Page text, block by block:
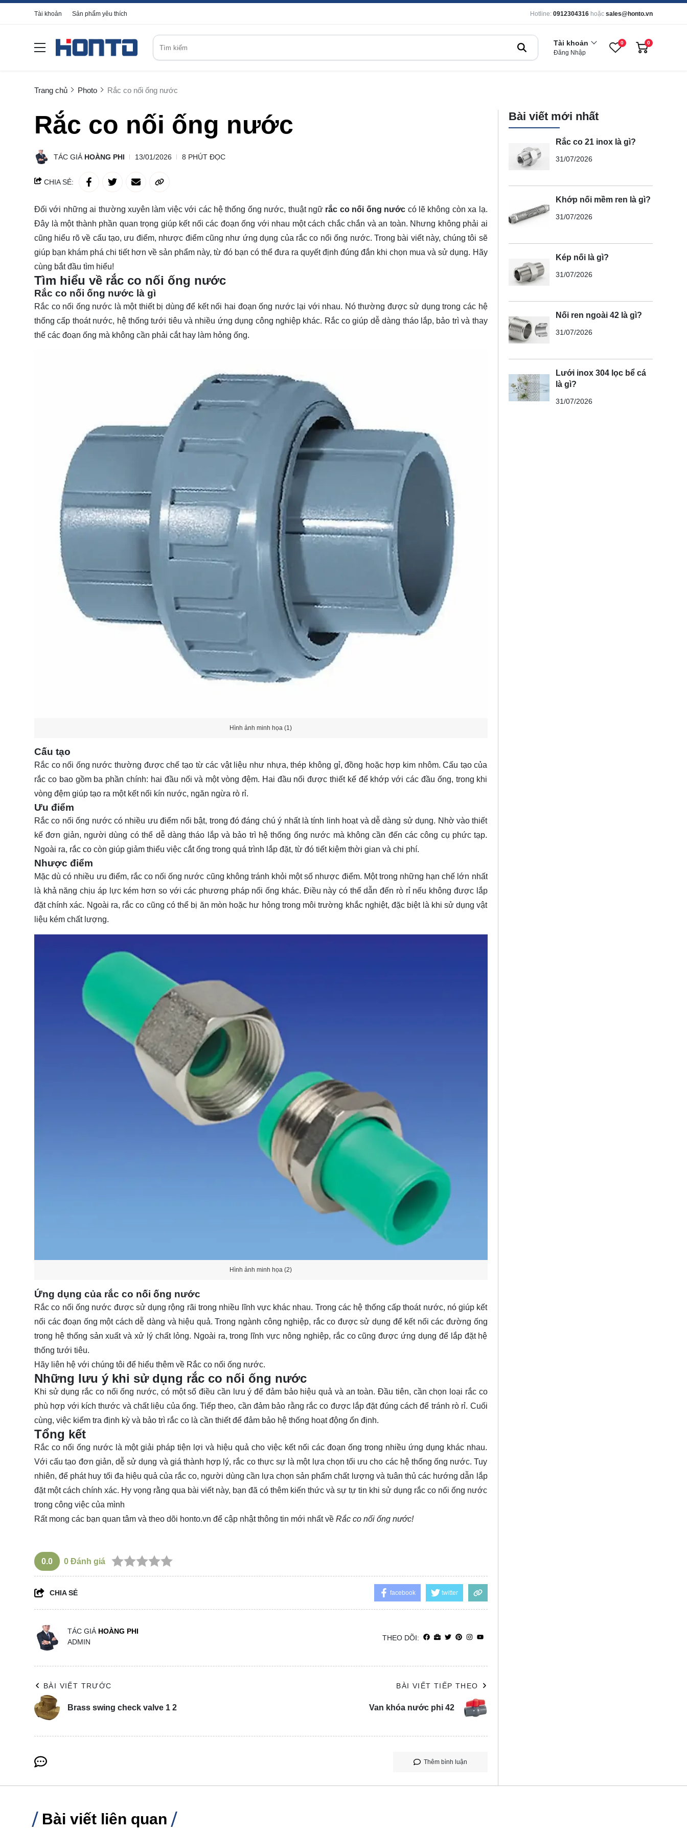
Tài khoản Sản phẩm yêu thích Hotline: 0912304316 hoặc sales@honto.vn
Tài khoản
Đăng Nhập
0 0
Trang chủ Photo Rắc co nối ống nước
Rắc co nối ống nước
TÁC GIẢ HOÀNG PHI 13/01/2026 8 PHÚT ĐỌC
CHIA SẺ:
Đối với những ai thường xuyên làm việc với các hệ thống ống nước, thuật ngữ rắc co nối ống nước có lẽ không còn xa lạ.
Đây là một thành phần quan trọng giúp kết nối các đoạn ống với nhau một cách chắc chắn và an toàn. Nhưng không phải ai
cũng hiểu rõ về cấu tạo, ưu điểm, nhược điểm cũng như ứng dụng của rắc co nối ống nước. Trong bài viết này, chúng tôi sẽ
giúp bạn khám phá chi tiết hơn về sản phẩm này, từ đó bạn có thể đưa ra quyết định đúng đắn khi chọn mua và sử dụng. Hãy
cùng bắt đầu tìm hiểu!
Tìm hiểu về rắc co nối ống nước
Rắc co nối ống nước là gì
Rắc co nối ống nước là một thiết bị dùng để kết nối hai đoạn ống nước lại với nhau. Nó thường được sử dụng trong các hệ
thống cấp thoát nước, hệ thống tưới tiêu và nhiều ứng dụng công nghiệp khác. Rắc co giúp dễ dàng tháo lắp, bảo trì và thay
thế các đoạn ống mà không cần phải cắt hay làm hỏng ống.
Hình ảnh minh họa (1)
Cấu tạo
Rắc co nối ống nước thường được chế tạo từ các vật liệu như nhựa, thép không gỉ, đồng hoặc hợp kim nhôm. Cấu tạo của
rắc co bao gồm ba phần chính: hai đầu nối và một vòng đệm. Hai đầu nối được thiết kế để khớp với các đầu ống, trong khi
vòng đệm giúp tạo ra một kết nối kín nước, ngăn ngừa rò rỉ.
Ưu điểm
Rắc co nối ống nước có nhiều ưu điểm nổi bật, trong đó đáng chú ý nhất là tính linh hoạt và dễ dàng sử dụng. Nhờ vào thiết
kế đơn giản, người dùng có thể dễ dàng tháo lắp và bảo trì hệ thống ống nước mà không cần đến các công cụ phức tạp.
Ngoài ra, rắc co còn giúp giảm thiểu việc cắt ống trong quá trình lắp đặt, từ đó tiết kiệm thời gian và chi phí.
Nhược điểm
Mặc dù có nhiều ưu điểm, rắc co nối ống nước cũng không tránh khỏi một số nhược điểm. Một trong những hạn chế lớn nhất
là khả năng chịu áp lực kém hơn so với các phương pháp nối ống khác. Điều này có thể dẫn đến rò rỉ nếu không được lắp
đặt chính xác. Ngoài ra, rắc co cũng có thể bị ăn mòn hoặc hư hỏng trong môi trường khắc nghiệt, đặc biệt là khi sử dụng vật
liệu kém chất lượng.
Hình ảnh minh họa (2)
Ứng dụng của rắc co nối ống nước
Rắc co nối ống nước được sử dụng rộng rãi trong nhiều lĩnh vực khác nhau. Trong các hệ thống cấp thoát nước, nó giúp kết
nối các đoạn ống một cách dễ dàng và hiệu quả. Trong ngành công nghiệp, rắc co được sử dụng để kết nối các đường ống
trong hệ thống sản xuất và xử lý chất lỏng. Ngoài ra, trong lĩnh vực nông nghiệp, rắc co cũng được ứng dụng để lắp đặt hệ
thống tưới tiêu.
Hãy liên hệ với chúng tôi để hiểu thêm về Rắc co nối ống nước.
Những lưu ý khi sử dụng rắc co nối ống nước
Khi sử dụng rắc co nối ống nước, có một số điều cần lưu ý để đảm bảo hiệu quả và an toàn. Đầu tiên, cần chọn loại rắc co
phù hợp với kích thước và chất liệu của ống. Tiếp theo, cần đảm bảo rằng rắc co được lắp đặt đúng cách để tránh rò rỉ. Cuối
cùng, việc kiểm tra định kỳ và bảo trì rắc co là cần thiết để đảm bảo hệ thống hoạt động ổn định.
Tổng kết
Rắc co nối ống nước là một giải pháp tiện lợi và hiệu quả cho việc kết nối các đoạn ống trong nhiều ứng dụng khác nhau.
Với cấu tạo đơn giản, dễ sử dụng và giá thành hợp lý, rắc co thực sự là một lựa chọn tối ưu cho các hệ thống ống nước. Tuy
nhiên, để phát huy tối đa hiệu quả của rắc co, người dùng cần lựa chọn sản phẩm chất lượng và tuân thủ các hướng dẫn lắp
đặt một cách chính xác. Hy vọng rằng qua bài viết này, bạn đã có thêm kiến thức và sự tự tin khi sử dụng rắc co nối ống nước
trong công việc của mình
Rất mong các bạn quan tâm và theo dõi honto.vn để cập nhật thông tin mới nhất về Rắc co nối ống nước!
0.0 0 Đánh giá
CHIA SẺ facebook twitter
TÁC GIẢ HOÀNG PHI
ADMIN
THEO DÕI:
BÀI VIẾT TRƯỚC
Brass swing check valve 1 2
BÀI VIẾT TIẾP THEO
Van khóa nước phi 42
Thêm bình luận
Bài viết mới nhất
Rắc co 21 inox là gì?
31/07/2026
Khớp nối mềm ren là gì?
31/07/2026
Kép nối là gì?
31/07/2026
Nối ren ngoài 42 là gì?
31/07/2026
Lưới inox 304 lọc bể cá
là gì?
31/07/2026
Bài viết liên quan